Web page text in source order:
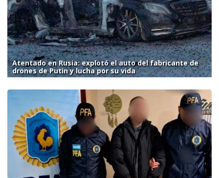
Atentado en Rusia: explotó el auto del fabricante de
drones de Putin y lucha por su vida